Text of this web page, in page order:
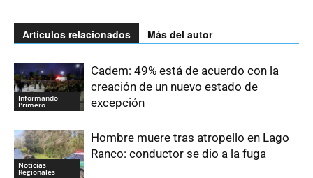
Artículos relacionados Más del autor
Informando
Primero
Cadem: 49% está de acuerdo con la
creación de un nuevo estado de
excepción
Noticias
Regionales
Hombre muere tras atropello en Lago
Ranco: conductor se dio a la fuga